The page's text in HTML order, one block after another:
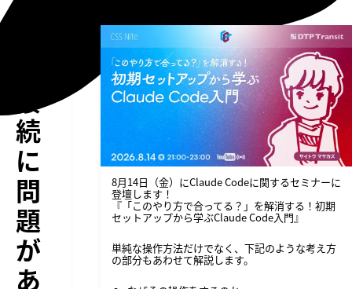
接
続
に
問
題
が
あ
8月14日（金）にClaude Codeに関するセミナーに
登壇します！
『「このやり方で合ってる？」を解消する！初期
セットアップから学ぶClaude Code入門』
単純な操作方法だけでなく、下記のような考え方
の部分もあわせて解説します。